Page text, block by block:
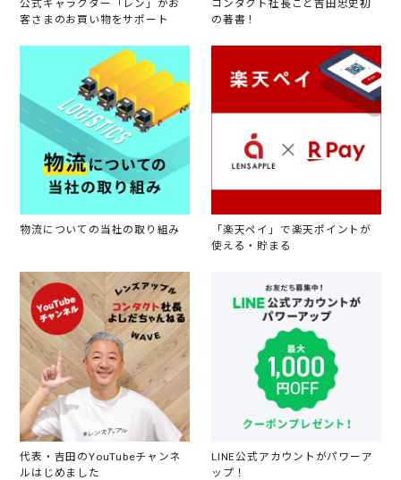
公式キャラクター「レン」がお
客さまのお買い物をサポート
コンタクト社長こと吉田忠史初
の著書！
物流についての当社の取り組み
「楽天ペイ」で楽天ポイントが
使える・貯まる
代表・吉田のYouTubeチャンネ
ルはじめました
LINE公式アカウントがパワーア
ップ！